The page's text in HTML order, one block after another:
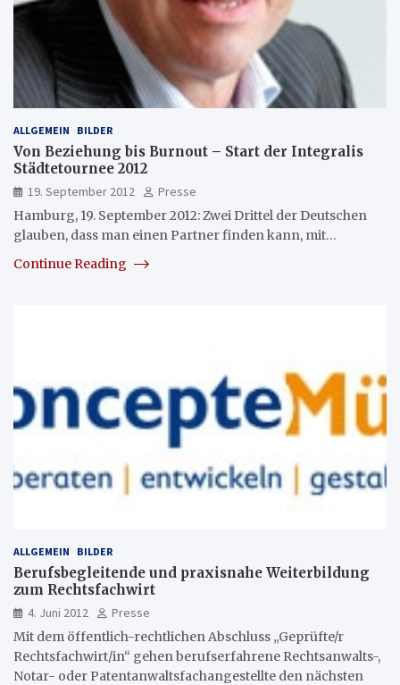
ALLGEMEIN BILDER
Von Beziehung bis Burnout – Start der Integralis
Städtetournee 2012
19. September 2012
Presse
Hamburg, 19. September 2012: Zwei Drittel der Deutschen
glauben, dass man einen Partner finden kann, mit…
Continue Reading
ALLGEMEIN BILDER
Berufsbegleitende und praxisnahe Weiterbildung
zum Rechtsfachwirt
4. Juni 2012
Presse
Mit dem öffentlich-rechtlichen Abschluss „Geprüfte/r
Rechtsfachwirt/in“ gehen berufserfahrene Rechtsanwalts-,
Notar- oder Patentanwaltsfachangestellte den nächsten